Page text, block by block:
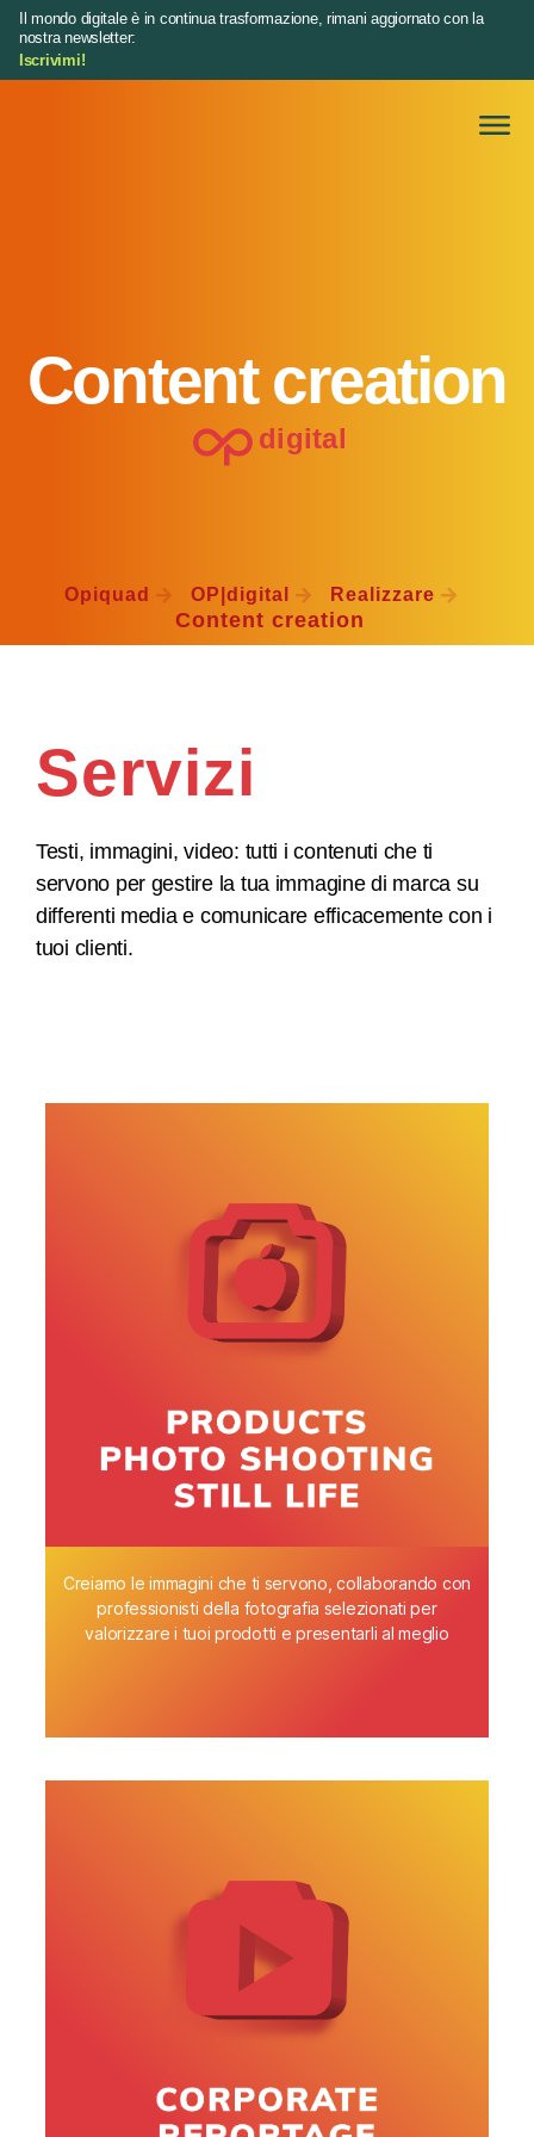
Il mondo digitale è in continua trasformazione, rimani aggiornato con la
nostra newsletter:
Iscrivimi!
Content creation
digital
Opiquad OP|digital Realizzare
Content creation
Servizi
Testi, immagini, video: tutti i contenuti che ti
servono per gestire la tua immagine di marca su
differenti media e comunicare efficacemente con i
tuoi clienti.
Creiamo le immagini che ti servono, collaborando con
professionisti della fotografia selezionati per
valorizzare i tuoi prodotti e presentarli al meglio